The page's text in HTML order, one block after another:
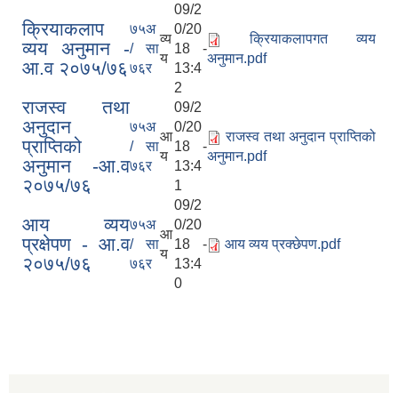
क्रियाकलाप
व्यय अनुमान -
आ.व २०७५/७६
७५
/
७६
अ
सा
र
व्य
य
09/2
0/20
18 -
13:4
2
क्रियाकलापगत व्यय
अनुमान.pdf
राजस्व तथा
अनुदान
प्राप्तिको
अनुमान -आ.व
२०७५/७६
७५
/
७६
अ
सा
र
आ
य
09/2
0/20
18 -
13:4
1
राजस्व तथा अनुदान प्राप्तिको
अनुमान.pdf
आय व्यय
प्रक्षेपण - आ.व
२०७५/७६
७५
/
७६
अ
सा
र
आ
य
09/2
0/20
18 -
13:4
0
आय व्यय प्रक्छेपण.pdf